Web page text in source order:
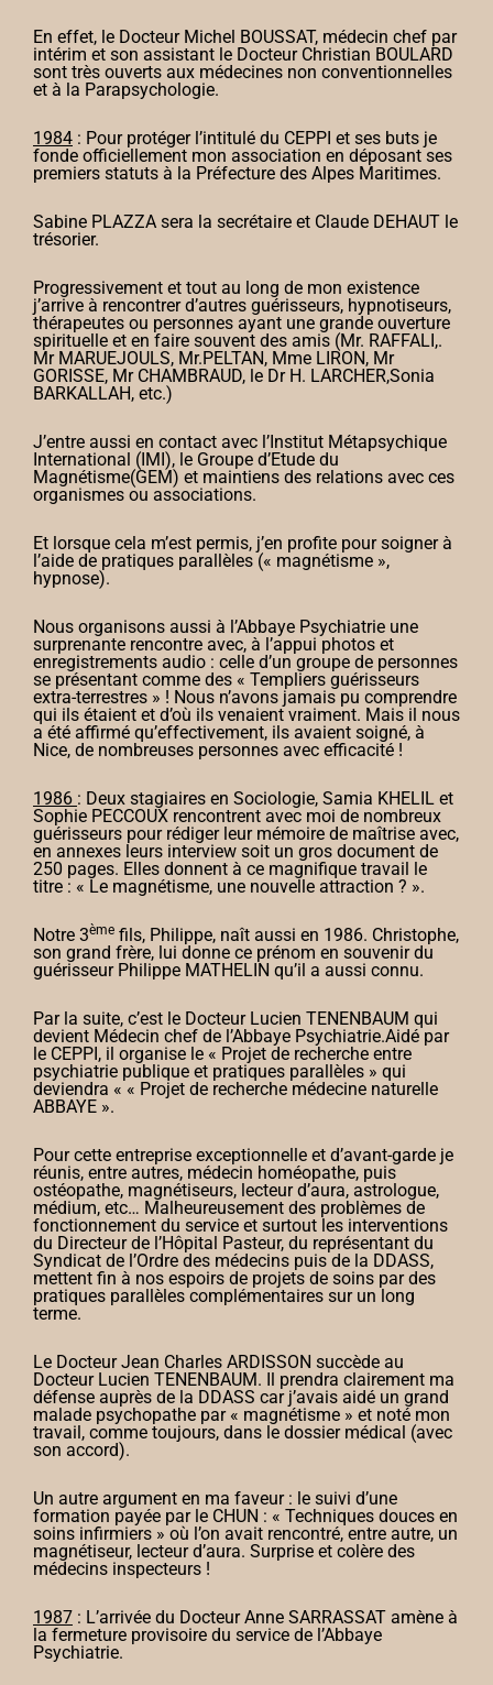
En effet, le Docteur Michel BOUSSAT, médecin chef par
intérim et son assistant le Docteur Christian BOULARD
sont très ouverts aux médecines non conventionnelles
et à la Parapsychologie.
1984 : Pour protéger l’intitulé du CEPPI et ses buts je
fonde officiellement mon association en déposant ses
premiers statuts à la Préfecture des Alpes Maritimes.
Sabine PLAZZA sera la secrétaire et Claude DEHAUT le
trésorier.
Progressivement et tout au long de mon existence
j’arrive à rencontrer d’autres guérisseurs, hypnotiseurs,
thérapeutes ou personnes ayant une grande ouverture
spirituelle et en faire souvent des amis (Mr. RAFFALI,.
Mr MARUEJOULS, Mr.PELTAN, Mme LIRON, Mr
GORISSE, Mr CHAMBRAUD, le Dr H. LARCHER,Sonia
BARKALLAH, etc.)
J’entre aussi en contact avec l’Institut Métapsychique
International (IMI), le Groupe d’Etude du
Magnétisme(GEM) et maintiens des relations avec ces
organismes ou associations.
Et lorsque cela m’est permis, j’en profite pour soigner à
l’aide de pratiques parallèles (« magnétisme »,
hypnose).
Nous organisons aussi à l’Abbaye Psychiatrie une
surprenante rencontre avec, à l’appui photos et
enregistrements audio : celle d’un groupe de personnes
se présentant comme des « Templiers guérisseurs
extra-terrestres » ! Nous n’avons jamais pu comprendre
qui ils étaient et d’où ils venaient vraiment. Mais il nous
a été affirmé qu’effectivement, ils avaient soigné, à
Nice, de nombreuses personnes avec efficacité !
1986 : Deux stagiaires en Sociologie, Samia KHELIL et
Sophie PECCOUX rencontrent avec moi de nombreux
guérisseurs pour rédiger leur mémoire de maîtrise avec,
en annexes leurs interview soit un gros document de
250 pages. Elles donnent à ce magnifique travail le
titre : « Le magnétisme, une nouvelle attraction ? ».
Notre 3ème fils, Philippe, naît aussi en 1986. Christophe,
son grand frère, lui donne ce prénom en souvenir du
guérisseur Philippe MATHELIN qu’il a aussi connu.
Par la suite, c’est le Docteur Lucien TENENBAUM qui
devient Médecin chef de l’Abbaye Psychiatrie.Aidé par
le CEPPI, il organise le « Projet de recherche entre
psychiatrie publique et pratiques parallèles » qui
deviendra « « Projet de recherche médecine naturelle
ABBAYE ».
Pour cette entreprise exceptionnelle et d’avant-garde je
réunis, entre autres, médecin homéopathe, puis
ostéopathe, magnétiseurs, lecteur d’aura, astrologue,
médium, etc… Malheureusement des problèmes de
fonctionnement du service et surtout les interventions
du Directeur de l’Hôpital Pasteur, du représentant du
Syndicat de l’Ordre des médecins puis de la DDASS,
mettent fin à nos espoirs de projets de soins par des
pratiques parallèles complémentaires sur un long
terme.
Le Docteur Jean Charles ARDISSON succède au
Docteur Lucien TENENBAUM. Il prendra clairement ma
défense auprès de la DDASS car j’avais aidé un grand
malade psychopathe par « magnétisme » et noté mon
travail, comme toujours, dans le dossier médical (avec
son accord).
Un autre argument en ma faveur : le suivi d’une
formation payée par le CHUN : « Techniques douces en
soins infirmiers » où l’on avait rencontré, entre autre, un
magnétiseur, lecteur d’aura. Surprise et colère des
médecins inspecteurs !
1987 : L’arrivée du Docteur Anne SARRASSAT amène à
la fermeture provisoire du service de l’Abbaye
Psychiatrie.